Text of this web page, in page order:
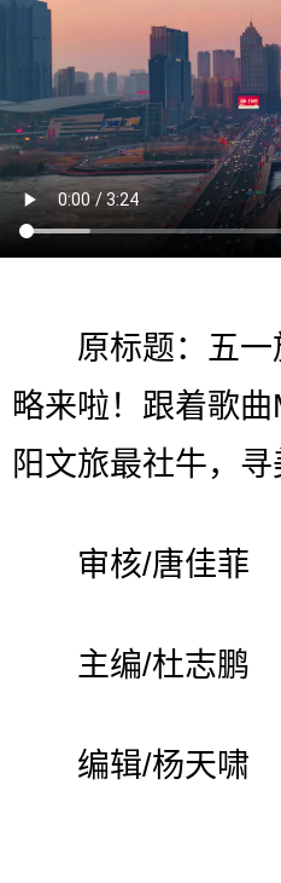
原标题：五一
略来啦！跟着歌
阳文旅最社牛，
审核/唐佳菲
主编/杜志鹏
编辑/杨天啸